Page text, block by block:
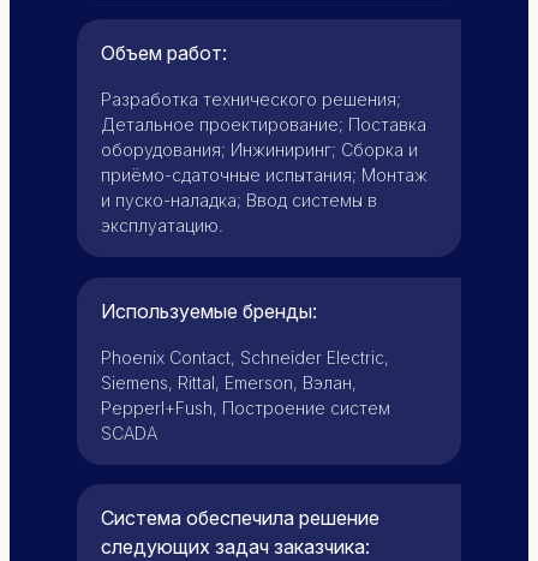
Объем работ:
Разработка технического решения;
Детальное проектирование; Поставка
оборудования; Инжиниринг; Сборка и
приёмо-сдаточные испытания; Монтаж
и пуско-наладка; Ввод системы в
эксплуатацию.
Используемые бренды:
Phoenix Contact, Schneider Electric,
Siemens, Rittal, Emerson, Вэлан,
Pepperl+Fush, Построение систем
SCADA
Система обеспечила решение
следующих задач заказчика: